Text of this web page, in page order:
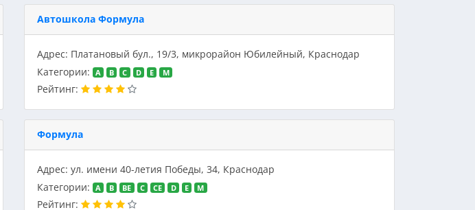
Автошкола Формула
Адрес: Платановый бул., 19/3, микрорайон Юбилейный, Краснодар
Категории:
A B C D E M
Рейтинг:
Формула
Адрес: ул. имени 40-летия Победы, 34, Краснодар
Категории:
A B BE C CE D E M
Рейтинг: